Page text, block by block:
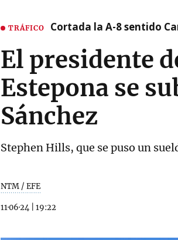
TRÁFICO Cortada la A-8 sentido
El presidente
Estepona se
Sánchez
Stephen Hills, que se puso un
NTM / EFE
11·06·24 19:22